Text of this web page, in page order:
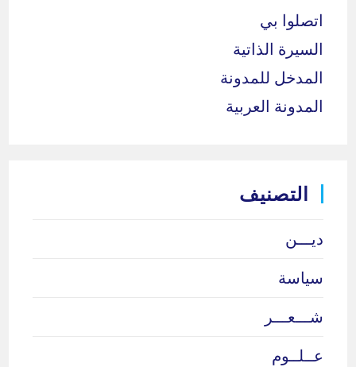
اتصلوا بي
السيرة الذاتية
المدخل للمدونة
المدونة العربية
التصنيف
ديـــن
سياسة
شـــعـــر
عــلــوم